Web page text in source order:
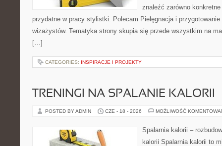
znaleźć zarówno
przydatne w pracy stylistki. Polecam Pielęgnacja i
wizażystów. Tematyka strony skupia się przede wszystkim na
[…]
CATEGORIES: INSPIRACJE I PROJEKTY
TRENINGI NA SPALANIE KALORII
POSTED BY ADMIN CZE - 18 - 2026 MOŻLIWOŚĆ
Spalarnia kalorii –
kalorii Spalarnia kalorii to